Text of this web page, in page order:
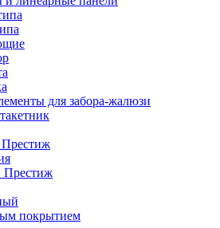
для забора-жалюзи
Престиж
Престиж
покрытием